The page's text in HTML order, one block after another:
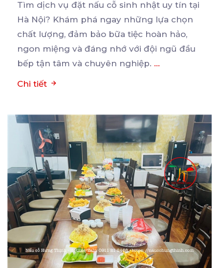
Tìm dịch vụ đặt nấu cỗ sinh nhật uy tín tại
Hà Nội? Khám phá ngay những lựa chọn
chất lượng, đảm bảo bữa tiệc hoàn hảo,
ngon miệng và đáng nhớ với đội ngũ đầu
bếp tận tâm và chuyên nghiệp. ...
Chi tiết